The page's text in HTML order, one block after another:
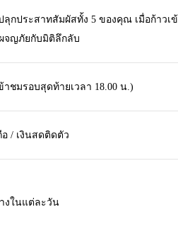
กประสาทสัมผัสทั้ง 5 ของคุณ เมื่อก้าวเ
จญภัยกับมิติลึกลับ
าชมรอบสุดท้ายเวลา 18.00 น.)
/ เงินสดติดตัว
งในแต่ละวัน